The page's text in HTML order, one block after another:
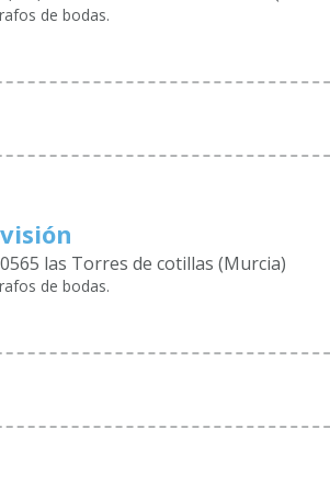
de bodas.
las Torres de cotillas (Murcia)
de bodas.